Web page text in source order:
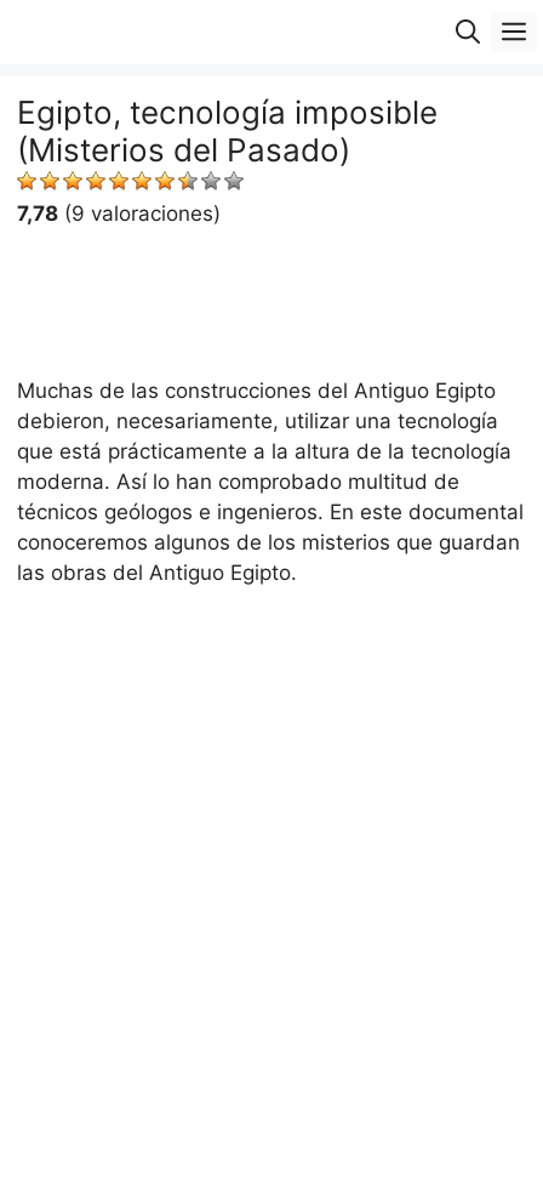
Egipto, tecnología imposible
(Misterios del Pasado)
7,78 (9 valoraciones)
Muchas de las construcciones del Antiguo Egipto
debieron, necesariamente, utilizar una tecnología
que está prácticamente a la altura de la tecnología
moderna. Así lo han comprobado multitud de
técnicos geólogos e ingenieros. En este documental
conoceremos algunos de los misterios que guardan
las obras del Antiguo Egipto.